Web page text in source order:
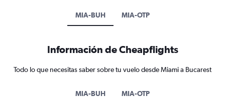
MIA-BUH MIA-OTP
Información de Cheapflights
Todo lo que necesitas saber sobre tu vuelo desde Miami a Bucarest
MIA-BUH MIA-OTP